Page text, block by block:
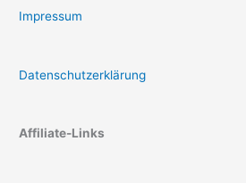
Impressum
Datenschutzerklärung
Affiliate-Links